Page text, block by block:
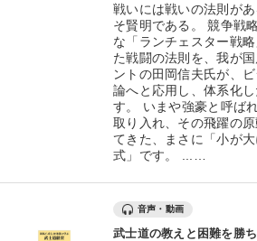
戦いには戦いの法則が
そ賢明である。 競争戦
な「ランチェスター戦
た戦闘の法則を、我が
ントの田岡信夫氏が、
論へと応用し、体系化
す。 いまや強豪と呼ば
取り入れ、その飛躍の
てきた、まさに「小が
式」です。 ...…
音声・動画
武士道の教えと困難を勝